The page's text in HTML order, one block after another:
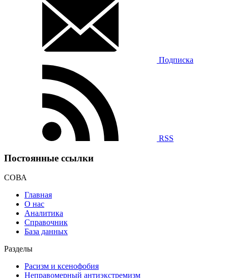
Подписка
RSS
Постоянные ссылки
СОВА
Главная
О нас
Аналитика
Справочник
База данных
Разделы
Расизм и ксенофобия
Неправомерный антиэкстремизм